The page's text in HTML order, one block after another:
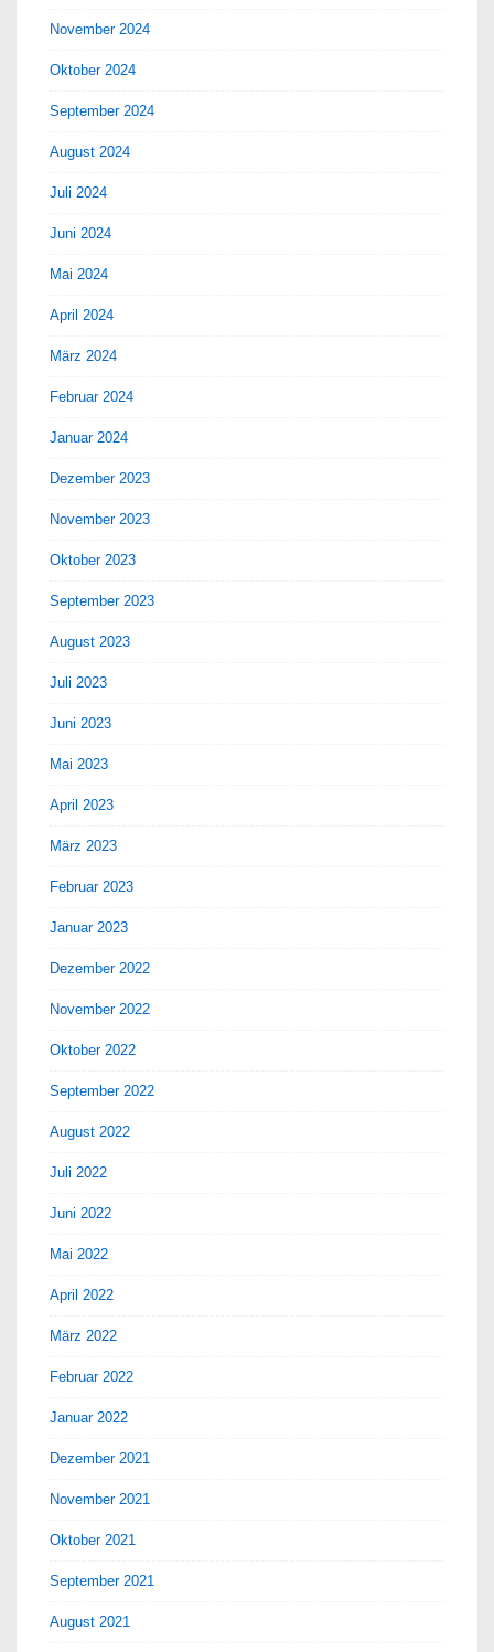
November 2024
Oktober 2024
September 2024
August 2024
Juli 2024
Juni 2024
Mai 2024
April 2024
März 2024
Februar 2024
Januar 2024
Dezember 2023
November 2023
Oktober 2023
September 2023
August 2023
Juli 2023
Juni 2023
Mai 2023
April 2023
März 2023
Februar 2023
Januar 2023
Dezember 2022
November 2022
Oktober 2022
September 2022
August 2022
Juli 2022
Juni 2022
Mai 2022
April 2022
März 2022
Februar 2022
Januar 2022
Dezember 2021
November 2021
Oktober 2021
September 2021
August 2021